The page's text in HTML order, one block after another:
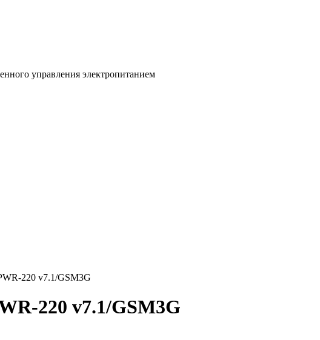
управления электропитанием
220 v7.1/GSM3G
220 v7.1/GSM3G